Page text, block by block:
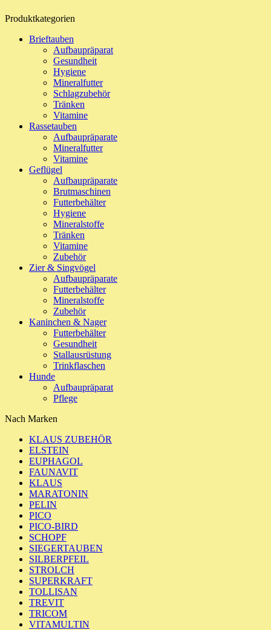
Produktkategorien
Brieftauben
Aufbaupräparat
Gesundheit
Hygiene
Mineralfutter
Schlagzubehör
Tränken
Vitamine
Rassetauben
Aufbaupräparate
Mineralfutter
Vitamine
Geflügel
Aufbaupräparate
Brutmaschinen
Futterbehälter
Hygiene
Mineralstoffe
Tränken
Vitamine
Zubehör
Zier & Singvögel
Aufbaupräparate
Futterbehälter
Mineralstoffe
Zubehör
Kaninchen & Nager
Futterbehälter
Gesundheit
Stallausrüstung
Trinkflaschen
Hunde
Aufbaupräparat
Pflege
Nach Marken
KLAUS ZUBEHÖR
ELSTEIN
EUPHAGOL
FAUNAVIT
KLAUS
MARATONIN
PELIN
PICO
PICO-BIRD
SCHOPF
SIEGERTAUBEN
SILBERPFEIL
STROLCH
SUPERKRAFT
TOLLISAN
TREVIT
TRICOM
VITAMULTIN